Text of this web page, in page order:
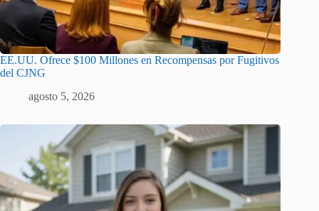
EE.UU. Ofrece $100 Millones en Recompensas por Fugitivos
del CJNG
agosto 5, 2026